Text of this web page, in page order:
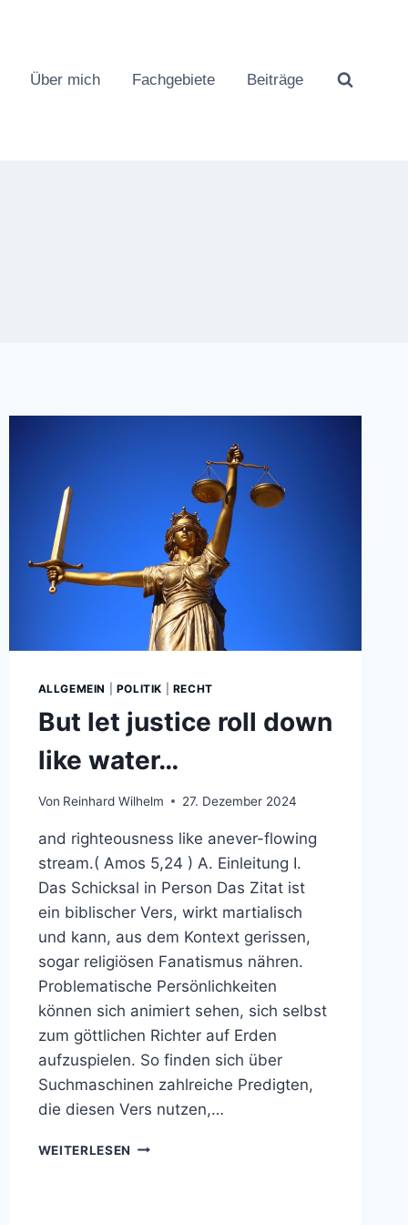
Über mich Fachgebiete Beiträge
ALLGEMEIN POLITIK RECHT
But let justice roll down
like water…
Von Reinhard Wilhelm 27. Dezember 2024
and righteousness like anever-flowing
stream.( Amos 5,24 ) A. Einleitung I.
Das Schicksal in Person Das Zitat ist
ein biblischer Vers, wirkt martialisch
und kann, aus dem Kontext gerissen,
sogar religiösen Fanatismus nähren.
Problematische Persönlichkeiten
können sich animiert sehen, sich selbst
zum göttlichen Richter auf Erden
aufzuspielen. So finden sich über
Suchmaschinen zahlreiche Predigten,
die diesen Vers nutzen,…
WEITERLESEN BUT